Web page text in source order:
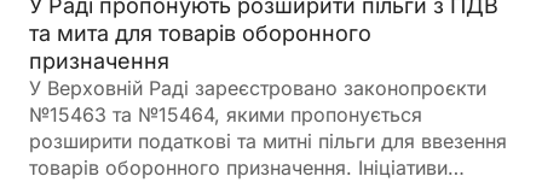
У Раді пропонують розширити пільги з ПДВ
та мита для товарів оборонного
призначення
У Верховній Раді зареєстровано законопроєкти
№15463 та №15464, якими пропонується
розширити податкові та митні пільги для ввезення
товарів оборонного призначення. Ініціативи